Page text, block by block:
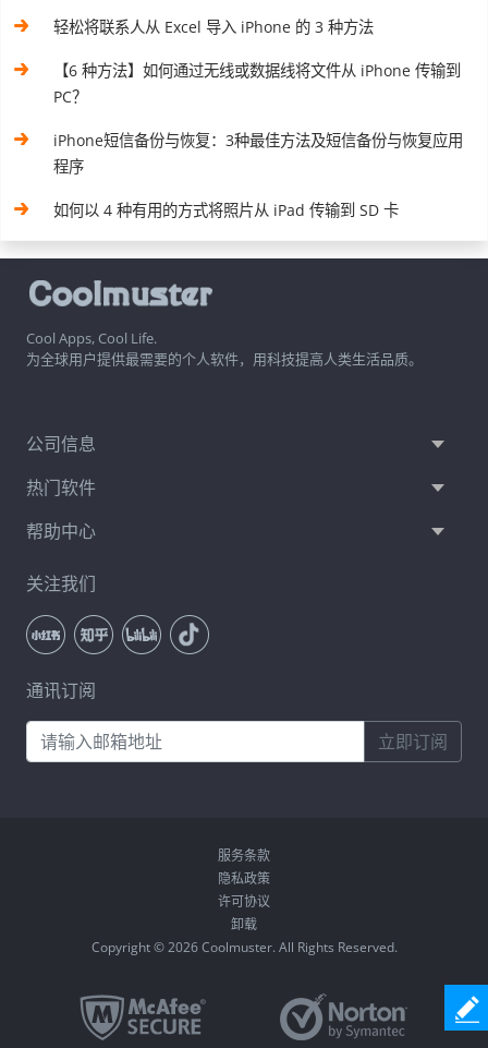
轻松将联系人从 Excel 导入 iPhone 的 3 种方法
【6 种方法】如何通过无线或数据线将文件从 iPhone 传输到
PC？
iPhone短信备份与恢复：3种最佳方法及短信备份与恢复应用
程序
如何以 4 种有用的方式将照片从 iPad 传输到 SD 卡
Cool Apps, Cool Life.
为全球用户提供最需要的个人软件，用科技提高人类生活品质。
公司信息
热门软件
帮助中心
关注我们
通讯订阅
立即订阅
服务条款
隐私政策
许可协议
卸载
Copyright © 2026 Coolmuster. All Rights Reserved.